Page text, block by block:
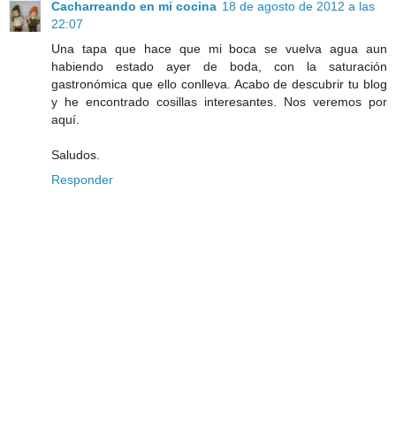
Cacharreando en mi cocina 18 de agosto de 2012 a las
22:07
Una tapa que hace que mi boca se vuelva agua aun
habiendo estado ayer de boda, con la saturación
gastronómica que ello conlleva. Acabo de descubrir tu blog
y he encontrado cosillas interesantes. Nos veremos por
aquí.
Saludos.
Responder